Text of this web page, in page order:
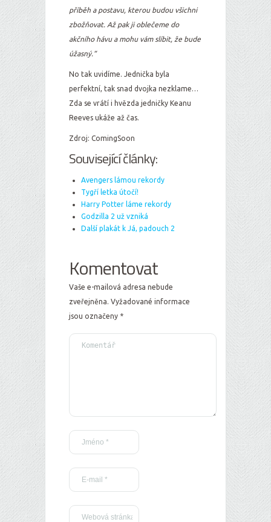
příběh a postavu, kterou budou všichni
zbožňovat. Až pak ji oblečeme do
akčního hávu a mohu vám slíbit, že bude
úžasný.“
No tak uvidíme. Jednička byla
perfektní, tak snad dvojka nezklame…
Zda se vrátí i hvězda jedničky Keanu
Reeves ukáže až čas.
Zdroj: ComingSoon
Související články:
Avengers lámou rekordy
Tygří letka útočí!
Harry Potter láme rekordy
Godzilla 2 už vzniká
Další plakát k Já, padouch 2
Komentovat
Vaše e-mailová adresa nebude
zveřejněna. Vyžadované informace
jsou označeny *